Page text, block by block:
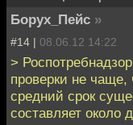
Борух_Пейс »
#14 | 08.06.12 14:22
>
проверки не чаще,
средний срок
составляет около